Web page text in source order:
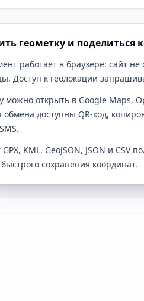
геометку и поделиться
работает в браузере: сайт
Доступ к геолокации
можно открыть в Google Maps,
обмена доступны QR-код,
KML, GeoJSON, JSON и CSV
сохранения координат.